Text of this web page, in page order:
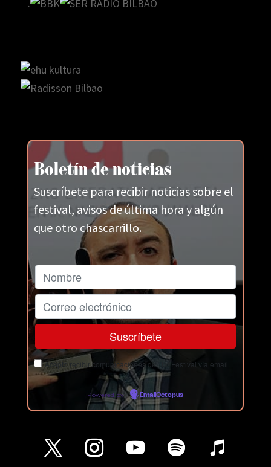
.
Boletín de noticias
Suscríbete para recibir noticias sobre el
festival, avisos de última hora y algún
que otro chascarrillo.
Acepto recibir comunicaciones del Ja! Festival vía email.
Powered by EmailOctopus